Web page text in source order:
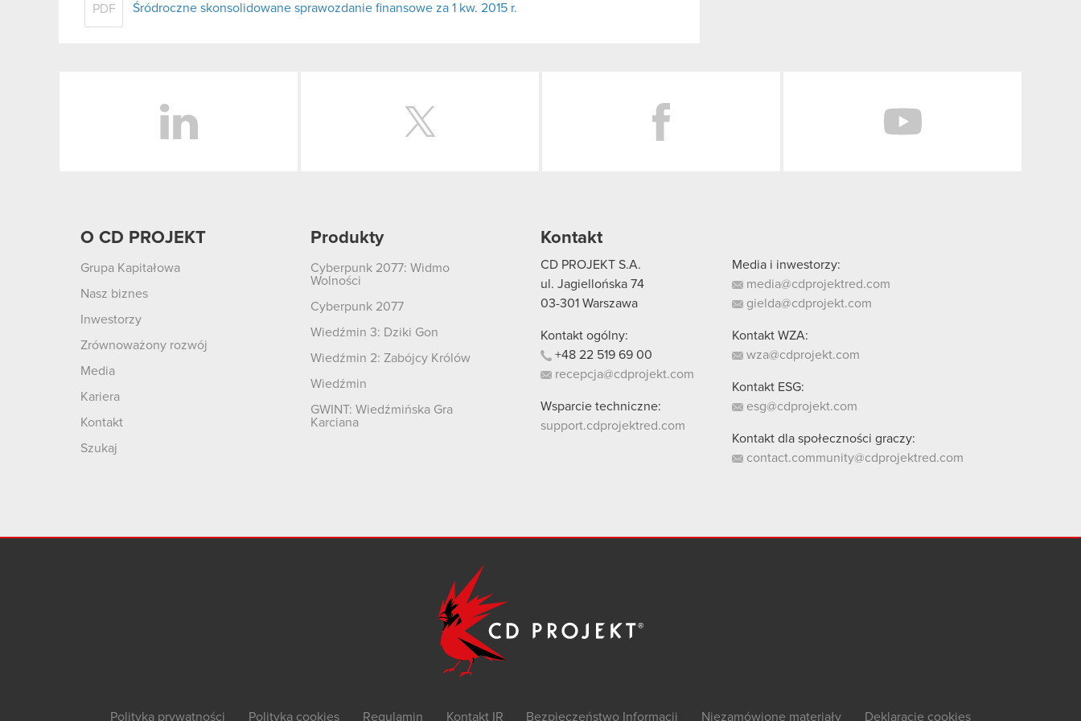
PDF Śródroczne skonsolidowane sprawozdanie finansowe za 1 kw. 2015 r.
O CD PROJEKT
Grupa Kapitałowa
Nasz biznes
Inwestorzy
Zrównoważony rozwój
Media
Kariera
Kontakt
Szukaj
Produkty
Cyberpunk 2077: Widmo
Wolności
Cyberpunk 2077
Wiedźmin 3: Dziki Gon
Wiedźmin 2: Zabójcy Królów
Wiedźmin
GWINT: Wiedźmińska Gra
Karciana
Kontakt
CD PROJEKT S.A.
ul. Jagiellońska 74
03-301 Warszawa
Kontakt ogólny:
+48 22 519 69 00
recepcja@cdprojekt.com
Wsparcie techniczne:
support.cdprojektred.com
Media i inwestorzy:
media@cdprojektred.com
gielda@cdprojekt.com
Kontakt WZA:
wza@cdprojekt.com
Kontakt ESG:
esg@cdprojekt.com
Kontakt dla społeczności graczy:
contact.community@cdprojektred.com
Polityka prywatności Polityka cookies Regulamin Kontakt IR Bezpieczeństwo Informacji Niezamówione materiały Deklaracje cookies